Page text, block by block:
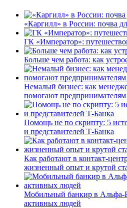
«Каргилл» в России: почва
ГК «Император»:
Больше чем работа: как
Немалый бизнес: как
помогают предпринимателям
Помощь не по скрипту: 5
и представителей Т-Банка
Как работают в контакт-
жизненный опыт и крутой
Мобильный банкир в Альфа-
активных людей